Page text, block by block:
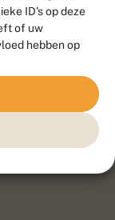
ID's op deze
of uw
hebben op
ontworpen door